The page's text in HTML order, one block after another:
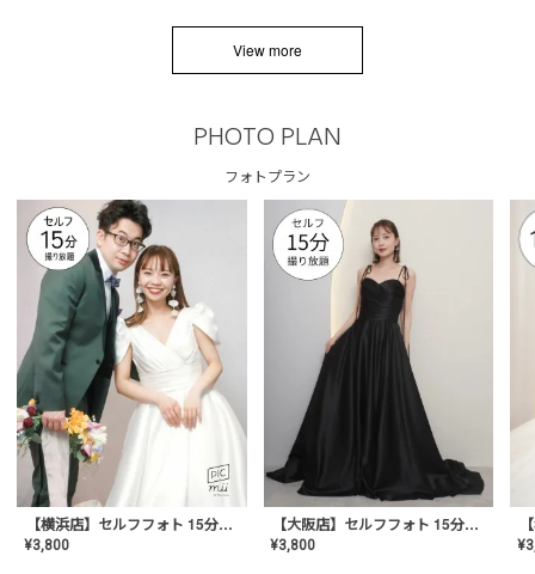
View more
PHOTO PLAN
フォトプラン
【横浜店】セルフフォト 15分撮り放題プラン
¥3,800
【大阪店】セルフフォト 15分撮り放題プラン
¥3,800 ¥